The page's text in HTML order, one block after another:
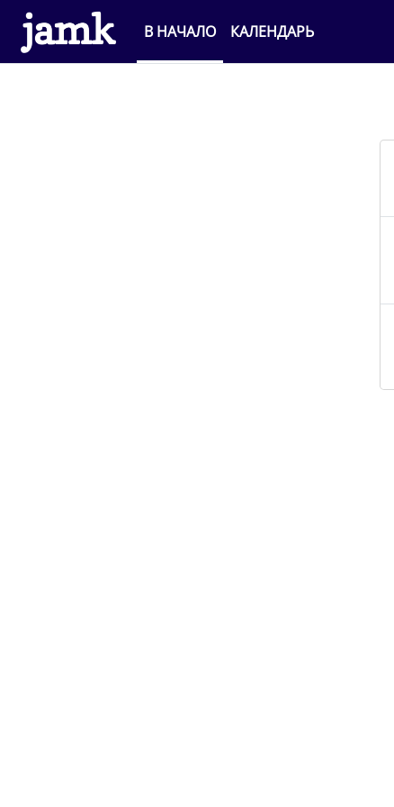
Перейти к основному содержанию
В НАЧАЛО
КАЛЕНДАРЬ